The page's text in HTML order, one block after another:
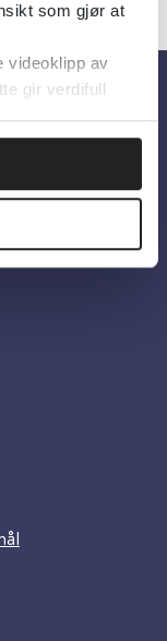
som gjør at
videoklipp av
gir verdifull